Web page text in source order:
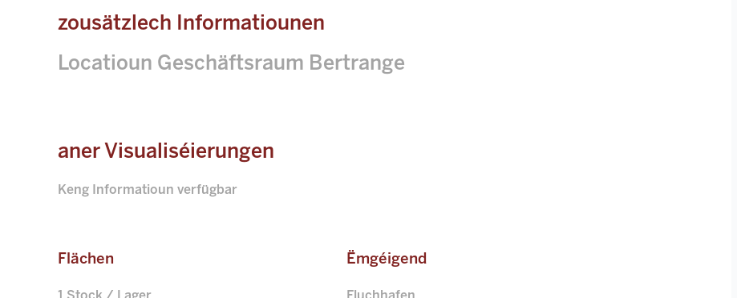
zousätzlech Informatiounen
Locatioun Geschäftsraum Bertrange
aner Visualiséierungen
Keng Informatioun verfügbar
Flächen Ëmgéigend